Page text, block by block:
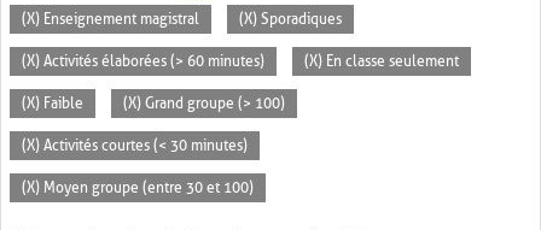
(X) Enseignement magistral (X) Sporadiques
(X) Activités élaborées (> 60 minutes) (X) En classe seulement
(X) Faible (X) Grand groupe (> 100)
(X) Activités courtes (< 30 minutes)
(X) Moyen groupe (entre 30 et 100)